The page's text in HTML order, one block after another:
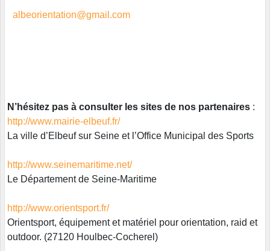
albeorientation@gmail.com
N’hésitez pas à consulter les sites de nos partenaires :
http://www.mairie-elbeuf.fr/
La ville d’Elbeuf sur Seine et l’Office Municipal des Sports
http://www.seinemaritime.net/
Le Département de Seine-Maritime
http://www.orientsport.fr/
Orientsport, équipement et matériel pour orientation, raid et
outdoor. (27120 Houlbec-Cocherel)